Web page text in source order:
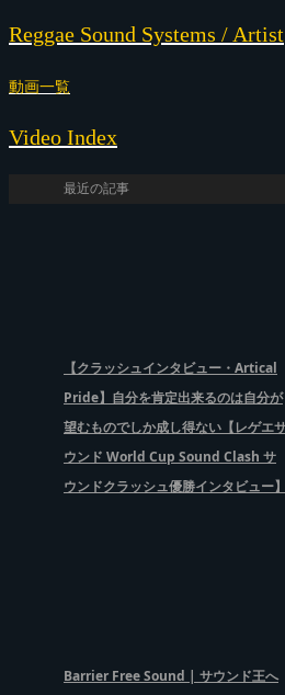
Reggae Sound Systems / Artist
動画一覧
Video Index
最近の記事
【クラッシュインタビュー・Artical
Pride】自分を肯定出来るのは自分が
望むものでしか成し得ない【レゲエ
ウンド World Cup Sound Clash サ
ウンドクラッシュ優勝インタビュー】
Barrier Free Sound | サウンド王へ